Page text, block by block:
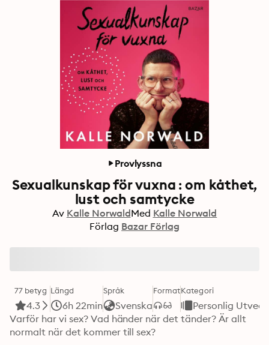
Provlyssna
Sexualkunskap för vuxna : om kåthet,
lust och samtycke
Av Kalle NorwaldMed Kalle Norwald
Förlag Bazar Förlag
77 betyg
4.3
Längd
6h 22min
Språk
Svenska
FormatKategori
Personlig
Varför har vi sex? Vad händer när det tänder? Är allt
normalt när det kommer till sex?